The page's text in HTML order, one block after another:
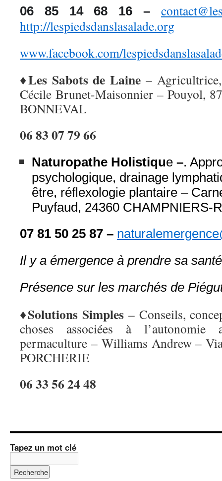
06 85 14 68 16 –
http://lespiedsdanslasalade.org
www.facebook.com/
♦Les Sabots deLaine –
Cécile Brunet-Maisonnier – Pouyol,
BONNEVAL
06 83 07 79 66
Naturopathe Holistique –.
psychologique, drainage
être, réflexologie plantaire – C
Puyfaud, 24360 CHAMPNIERS-
07 81 50 25 87 –
Il y a émergence à prendre sa
Présence sur les marchés de
♦Solutions Simples– Conseils,
choses associées à
permaculture – Williams Andrew –
PORCHERIE
06 33 56 24 48
Tapez un mot clé